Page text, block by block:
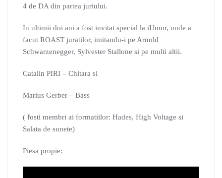
4 de DA din partea juriului.
In ultimii doi ani a fost invitat special la iUmor, unde a
facut ROAST juratilor, imitandu-i pe Arnold
Schwarzenegger, Sylvester Stallone si pe multi altii.
Catalin PIRI – Chitara si
Marius Gerber – Bass
( fosti membri ai formatiilor: Hades, High Voltage si
Salata de sunete)
Piesa propie: